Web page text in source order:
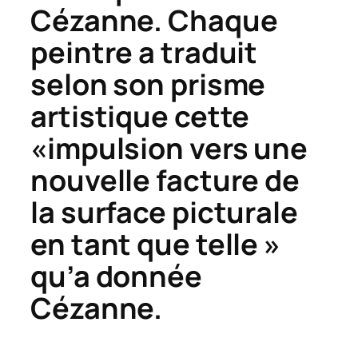
Cézanne. Chaque
peintre a traduit
selon son prisme
artistique cette
«impulsion vers une
nouvelle facture de
la surface picturale
en tant que telle »
qu’a donnée
Cézanne.